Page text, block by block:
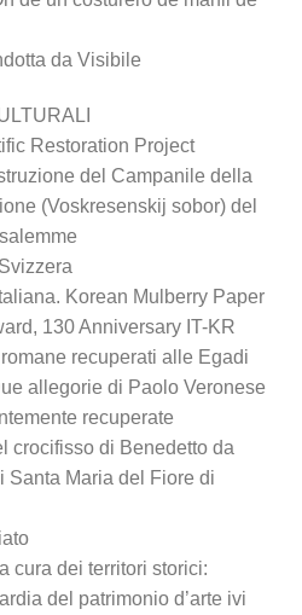
da Visibile
Restoration Project
del Campanile della
(Voskresenskij sobor) del
Korean Mulberry Paper
130 Anniversary IT-KR
recuperati alle Egadi
allegorie di Paolo Veronese
recuperate
crocifisso di Benedetto da
Santa Maria del Fiore di
cura dei territori storici:
del patrimonio d’arte ivi